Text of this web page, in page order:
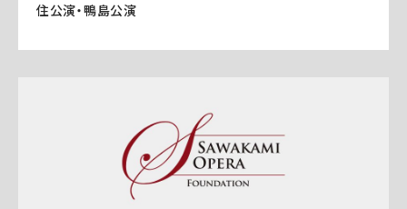
住公演・鴨島公演